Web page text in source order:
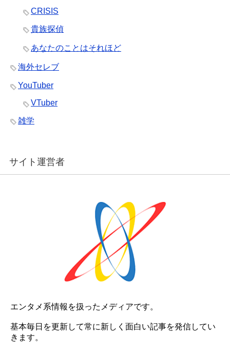
CRISIS
貴族探偵
あなたのことはそれほど
海外セレブ
YouTuber
VTuber
雑学
サイト運営者
エンタメ系情報を扱ったメディアです。
基本毎日を更新して常に新しく面白い記事を発信してい
きます。